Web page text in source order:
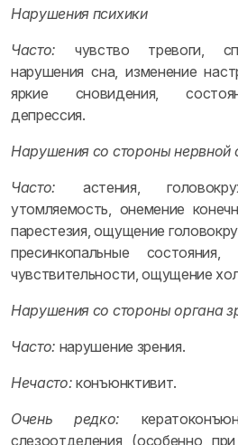
Нарушения психики
Часто: чувство тревоги,
нарушения сна, изменение
яркие сновидения,
депрессия.
Нарушения со стороны нервной
Часто: астения,
утомляемость, онемение
парестезия, ощущение
пресинкопальные
чувствительности, ощущение
Нарушения со стороны органа
Часто: нарушение зрения.
Нечасто: конъюнктивит.
Очень редко:
слезоотделения (особенно